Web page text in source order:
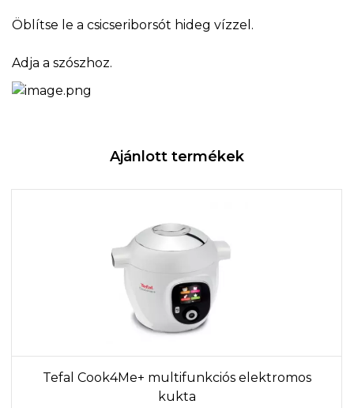
Öblítse le a csicseriborsót hideg vízzel.
Adja a szószhoz.
Ajánlott termékek
Tefal Cook4Me+ multifunkciós elektromos
kukta